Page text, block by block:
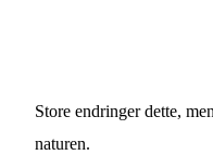
Store endringer dette,
naturen.